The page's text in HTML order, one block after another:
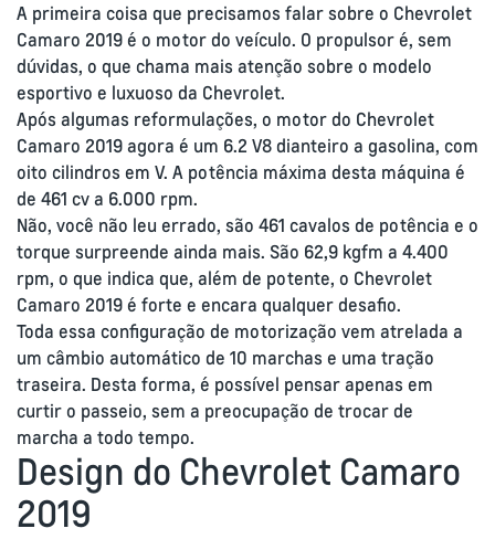
A primeira coisa que precisamos falar sobre o Chevrolet
Camaro 2019 é o motor do veículo. O propulsor é, sem
dúvidas, o que chama mais atenção sobre o modelo
esportivo e luxuoso da Chevrolet.
Após algumas reformulações, o motor do Chevrolet
Camaro 2019 agora é um 6.2 V8 dianteiro a gasolina, com
oito cilindros em V. A potência máxima desta máquina é
de 461 cv a 6.000 rpm.
Não, você não leu errado, são 461 cavalos de potência e o
torque surpreende ainda mais. São 62,9 kgfm a 4.400
rpm, o que indica que, além de potente, o Chevrolet
Camaro 2019 é forte e encara qualquer desafio.
Toda essa configuração de motorização vem atrelada a
um câmbio automático de 10 marchas e uma tração
traseira. Desta forma, é possível pensar apenas em
curtir o passeio, sem a preocupação de trocar de
marcha a todo tempo.
Design do Chevrolet Camaro
2019